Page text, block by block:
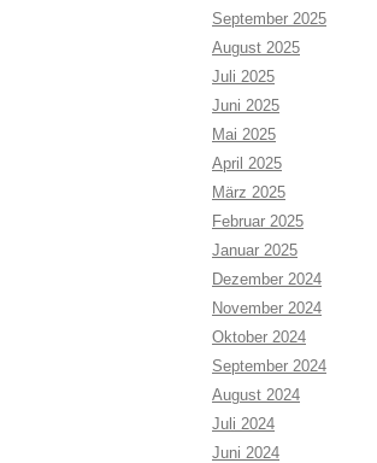
September 2025
August 2025
Juli 2025
Juni 2025
Mai 2025
April 2025
März 2025
Februar 2025
Januar 2025
Dezember 2024
November 2024
Oktober 2024
September 2024
August 2024
Juli 2024
Juni 2024